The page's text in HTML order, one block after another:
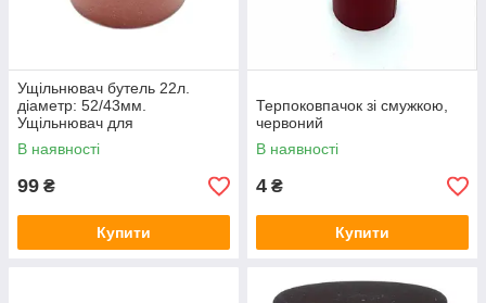
Ущільнювач бутель 22л.
діаметр: 52/43мм.
Ущільнювач для
гідрозатвора.
В наявності
99 ₴
Купити
Терпоковпачок зі смужкою,
червоний
В наявності
4 ₴
Купити